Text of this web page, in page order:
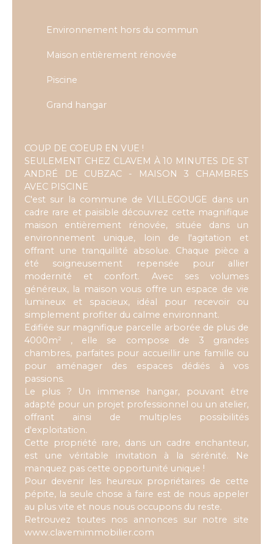
Environnement hors du commun
Maison entièrement rénovée
Piscine
Grand hangar
COUP DE COEUR EN VUE !
SEULEMENT CHEZ CLAVEM À 10 MINUTES DE ST
ANDRÉ DE CUBZAC - MAISON 3 CHAMBRES
AVEC PISCINE
C'est sur la commune de VILLEGOUGE dans un
cadre rare et paisible découvrez cette magnifique
maison entièrement rénovée, située dans un
environnement unique, loin de l'agitation et
offrant une tranquillité absolue. Chaque pièce a
été soigneusement repensée pour allier
modernité et confort. Avec ses volumes
généreux, la maison vous offre un espace de vie
lumineux et spacieux, idéal pour recevoir ou
simplement profiter du calme environnant.
Edifiée sur magnifique parcelle arborée de plus de
4000m² , elle se compose de 3 grandes
chambres, parfaites pour accueillir une famille ou
pour aménager des espaces dédiés à vos
passions.
Le plus ? Un immense hangar, pouvant être
adapté pour un projet professionnel ou un atelier,
offrant ainsi de multiples possibilités
d'exploitation.
Cette propriété rare, dans un cadre enchanteur,
est une véritable invitation à la sérénité. Ne
manquez pas cette opportunité unique !
Pour devenir les heureux propriétaires de cette
pépite, la seule chose à faire est de nous appeler
au plus vite et nous nous occupons du reste.
Retrouvez toutes nos annonces sur notre site
www.clavemimmobilier.com